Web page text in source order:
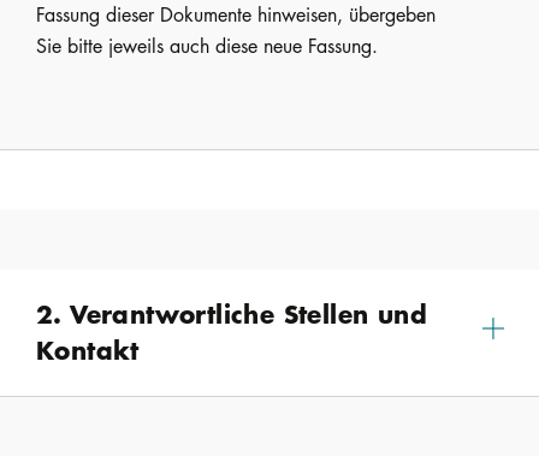
Fassung dieser Dokumente hinweisen, übergeben
Sie bitte jeweils auch diese neue Fassung.
2. Verantwortliche Stellen und
Kontakt